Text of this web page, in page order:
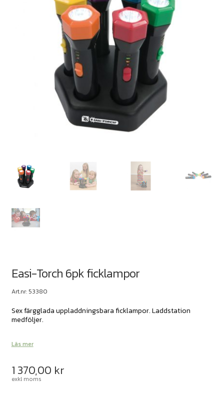
Easi-Torch 6pk ficklampor
Art.nr: 53380
Sex färgglada uppladdningsbara ficklampor. Laddstation
medföljer.
Läs mer
1 370,00 kr
exkl moms